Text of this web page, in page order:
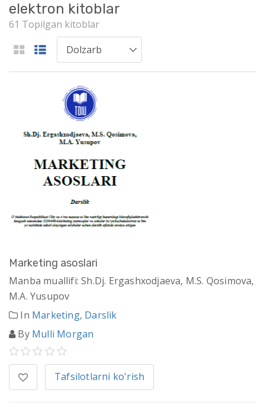
elektron kitoblar
61 Topilgan kitoblar
Marketing asoslari
Manba muallifi: Sh.Dj. Ergashxodjaeva, M.S. Qosimova,
M.A. Yusupov
In Marketing, Darslik
By Mulli Morgan
Tafsilotlarni ko'rish